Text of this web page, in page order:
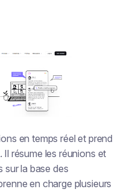
en temps réel et prend
résume les réunions et
sur la base des
en charge plusieurs